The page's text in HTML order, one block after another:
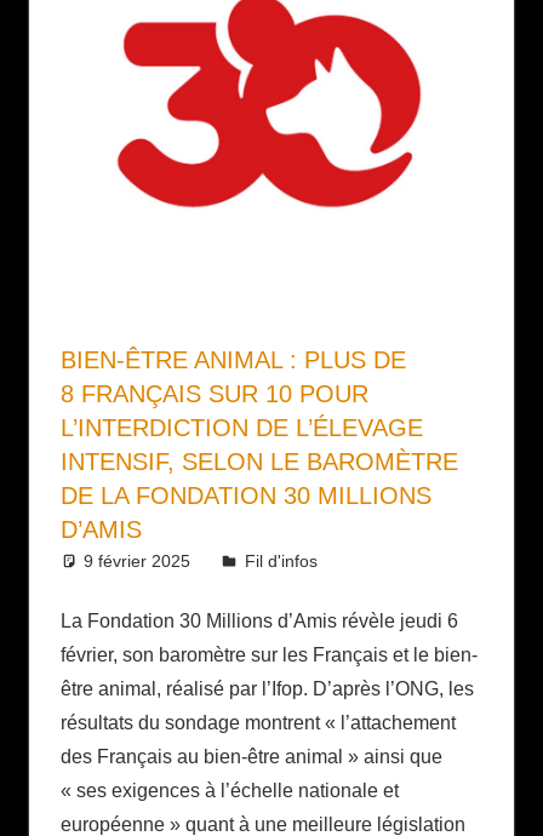
BIEN-ÊTRE ANIMAL : PLUS DE
8 FRANÇAIS SUR 10 POUR
L’INTERDICTION DE L’ÉLEVAGE
INTENSIF, SELON LE BAROMÈTRE
DE LA FONDATION 30 MILLIONS
D’AMIS
9 février 2025 Daniel
Fil d'infos
La Fondation 30 Millions d’Amis révèle jeudi 6
février, son baromètre sur les Français et le bien-
être animal, réalisé par l’Ifop. D’après l’ONG, les
résultats du sondage montrent « l’attachement
des Français au bien-être animal » ainsi que
« ses exigences à l’échelle nationale et
européenne » quant à une meilleure législation